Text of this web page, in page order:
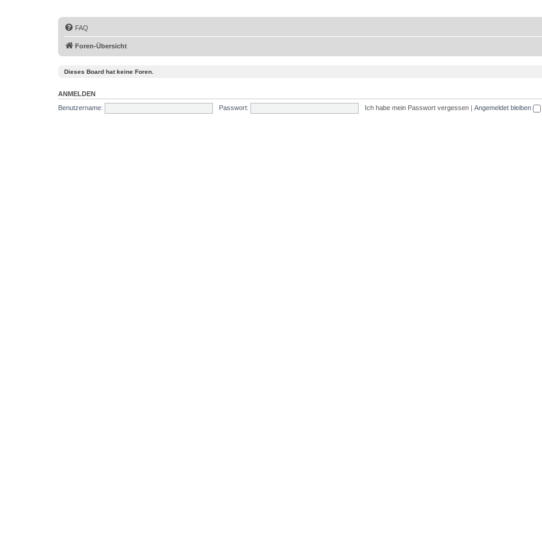
FAQ
Foren-Übersicht
Dieses Board hat keine Foren.
ANMELDEN
Benutzername:
Passwort: Ich habe mein Passwort vergessen | Angemeldet bleiben